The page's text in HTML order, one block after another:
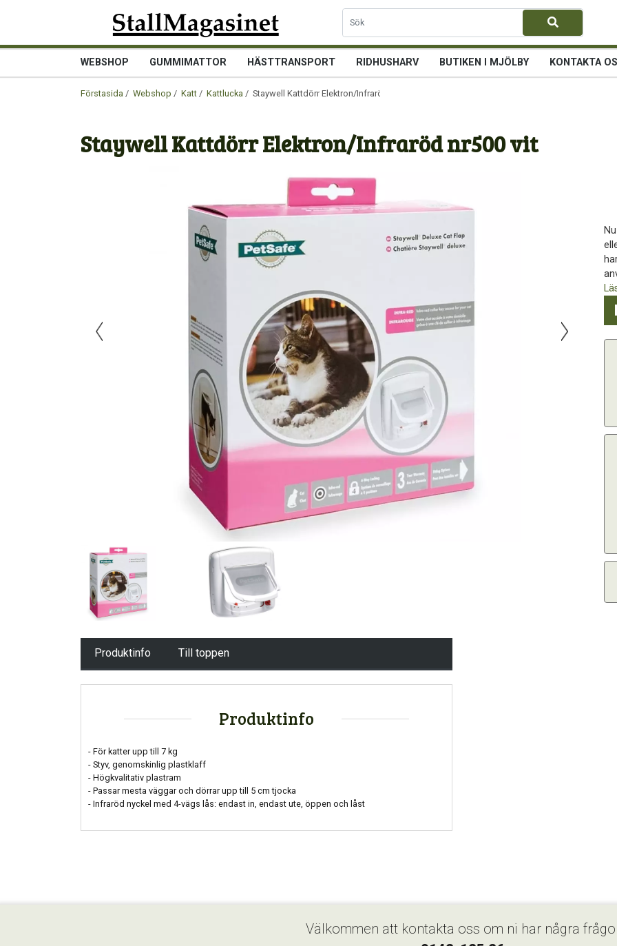
WEBSHOP GUMMIMATTOR HÄSTTRANSPORT RIDHUSHARV BUTIKEN I MJÖLBY KONTAKTA
Förstasida / Webshop / Katt / Kattlucka / Staywell Kattdörr Elektron/Infraröd nr500 vit
Staywell Kattdörr Elektron/Infraröd nr500 vit
Produktinfo Till toppen
Produktinfo
- För katter upp till 7 kg
- Styv, genomskinlig plastklaff
- Högkvalitativ plastram
- Passar mesta väggar och dörrar upp till 5 cm tjocka
- Infraröd nyckel med 4-vägs lås: endast in, endast ute, öppen och låst
Välkommen att kontakta oss om ni har några